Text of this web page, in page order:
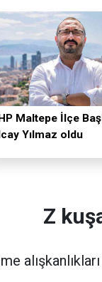
Maltepe İlçe
Yılmaz oldu
Z